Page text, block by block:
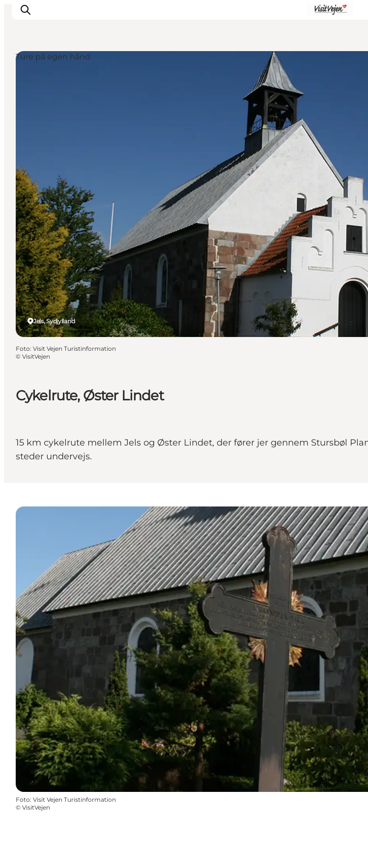
Udforsk
Cykelrute, Øster Lindet
15 km cykelrute mellem Jels og Øster Lindet, der fører jer gennem Stursbøl
steder undervejs.
Jels, Sydjylland
Ture på egen hånd
Foto: Visit Vejen Turistinformation
© VisitVejen
Foto: Visit Vejen Turistinformation
© VisitVejen